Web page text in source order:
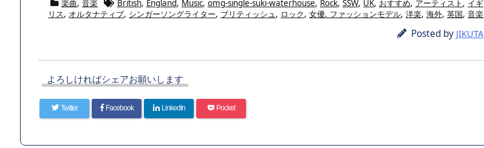
楽曲, 音楽 British, England, Music, omg-single-suki-waterhouse, Rock, SSW, UK, おすすめ, アーティスト , イギ
リス, オルタナティブ, シンガーソングライター, ブリティッシュ , ロック, 女優. ファッションモデル, 洋楽, 海外, 英国, 音楽
Posted by JIKUTA
よろしければシェアお願いします
Twitter Facebook LinkedIn Pocket